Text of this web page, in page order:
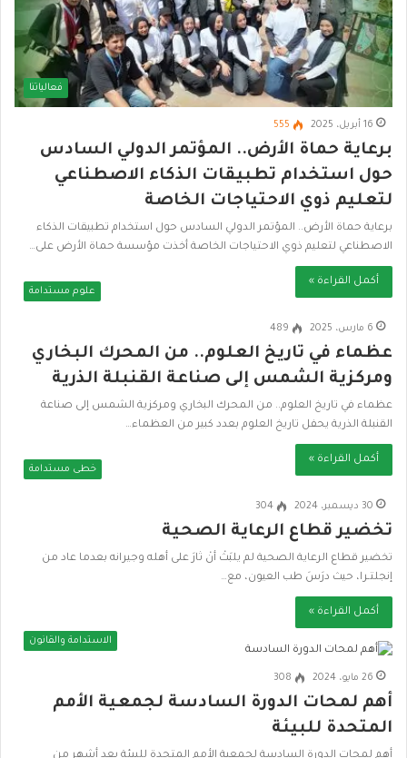
فعالياتنا
16 أبريل، 2025 555
برعاية حماة الأرض.. المؤتمر الدولي السادس
حول استخدام تطبيقات الذكاء الاصطناعي
لتعليم ذوي الاحتياجات الخاصة
برعاية حماة الأرض.. المؤتمر الدولي السادس حول استخدام تطبيقات الذكاء
الاصطناعي لتعليم ذوي الاحتياجات الخاصة أخذت مؤسسة حماة الأرض على…
أكمل القراءة »
علوم مستدامة
6 مارس، 2025 489
عظماء في تاريخ العلوم.. من المحرك البخاري
ومركزية الشمس إلى صناعة القنبلة الذرية
عظماء في تاريخ العلوم.. من المحرك البخاري ومركزية الشمس إلى صناعة
القنبلة الذرية يحفل تاريخ العلوم بعدد كبير من العظماء…
أكمل القراءة »
خطى مستدامة
30 ديسمبر، 2024 304
تخضير قطاع الرعاية الصحية
تخضير قطاع الرعاية الصحية لم يلبَثْ أنْ ثارَ على أهله وجيرانه بعدما عاد من
إنجلتـرا، حيث درَسَ طب العيون، مع…
أكمل القراءة »
الاستدامة والقانون
26 مايو، 2024 308
أهم لمحات الدورة السادسة لجمعية الأمم
المتحدة للبيئة